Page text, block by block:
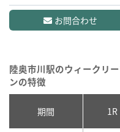
お問合わせ
陸奥市川駅のウィークリ
ンの特徴
期間 1R